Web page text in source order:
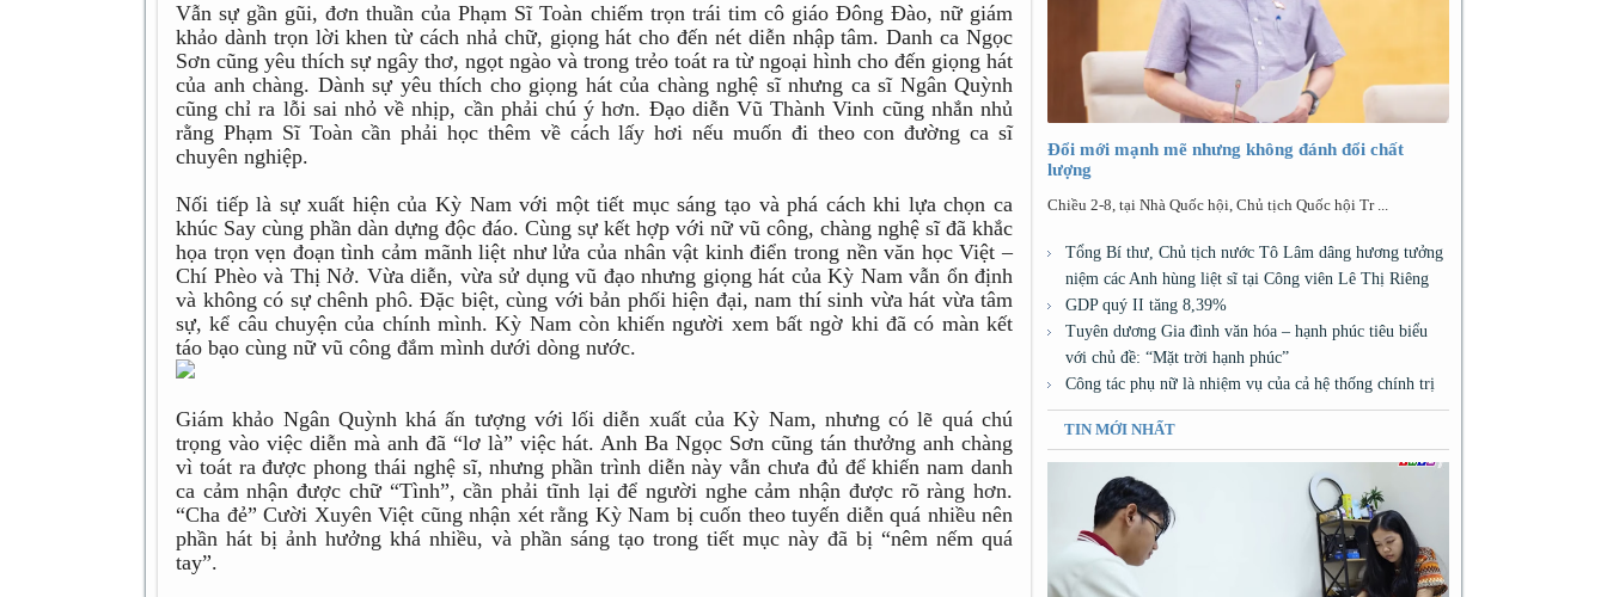
Vẫn sự gần gũi, đơn thuần của Phạm Sĩ Toàn chiếm trọn trái tim cô giáo Đông Đào, nữ giám
khảo dành trọn lời khen từ cách nhả chữ, giọng hát cho đến nét diễn nhập tâm. Danh ca Ngọc
Sơn cũng yêu thích sự ngây thơ, ngọt ngào và trong trẻo toát ra từ ngoại hình cho đến giọng hát
của anh chàng. Dành sự yêu thích cho giọng hát của chàng nghệ sĩ nhưng ca sĩ Ngân Quỳnh
cũng chỉ ra lỗi sai nhỏ về nhịp, cần phải chú ý hơn. Đạo diễn Vũ Thành Vinh cũng nhắn nhủ
rằng Phạm Sĩ Toàn cần phải học thêm về cách lấy hơi nếu muốn đi theo con đường ca sĩ
chuyên nghiệp.
Nối tiếp là sự xuất hiện của Kỳ Nam với một tiết mục sáng tạo và phá cách khi lựa chọn ca
khúc Say cùng phần dàn dựng độc đáo. Cùng sự kết hợp với nữ vũ công, chàng nghệ sĩ đã khắc
họa trọn vẹn đoạn tình cảm mãnh liệt như lửa của nhân vật kinh điển trong nền văn học Việt –
Chí Phèo và Thị Nở. Vừa diễn, vừa sử dụng vũ đạo nhưng giọng hát của Kỳ Nam vẫn ổn định
và không có sự chênh phô. Đặc biệt, cùng với bản phối hiện đại, nam thí sinh vừa hát vừa tâm
sự, kể câu chuyện của chính mình. Kỳ Nam còn khiến người xem bất ngờ khi đã có màn kết
táo bạo cùng nữ vũ công đắm mình dưới dòng nước.
Giám khảo Ngân Quỳnh khá ấn tượng với lối diễn xuất của Kỳ Nam, nhưng có lẽ quá chú
trọng vào việc diễn mà anh đã “lơ là” việc hát. Anh Ba Ngọc Sơn cũng tán thưởng anh chàng
vì toát ra được phong thái nghệ sĩ, nhưng phần trình diễn này vẫn chưa đủ để khiến nam danh
ca cảm nhận được chữ “Tình”, cần phải tĩnh lại để người nghe cảm nhận được rõ ràng hơn.
“Cha đẻ” Cười Xuyên Việt cũng nhận xét rằng Kỳ Nam bị cuốn theo tuyến diễn quá nhiều nên
phần hát bị ảnh hưởng khá nhiều, và phần sáng tạo trong tiết mục này đã bị “nêm nếm quá
tay”.
Đổi mới mạnh mẽ nhưng không đánh đổi chất
lượng
Chiều 2-8, tại Nhà Quốc hội, Chủ tịch Quốc hội Tr ...
Tổng Bí thư, Chủ tịch nước Tô Lâm dâng hương tưởng
niệm các Anh hùng liệt sĩ tại Công viên Lê Thị Riêng
GDP quý II tăng 8,39%
Tuyên dương Gia đình văn hóa – hạnh phúc tiêu biểu
với chủ đề: “Mặt trời hạnh phúc”
Công tác phụ nữ là nhiệm vụ của cả hệ thống chính trị
TIN MỚI NHẤT